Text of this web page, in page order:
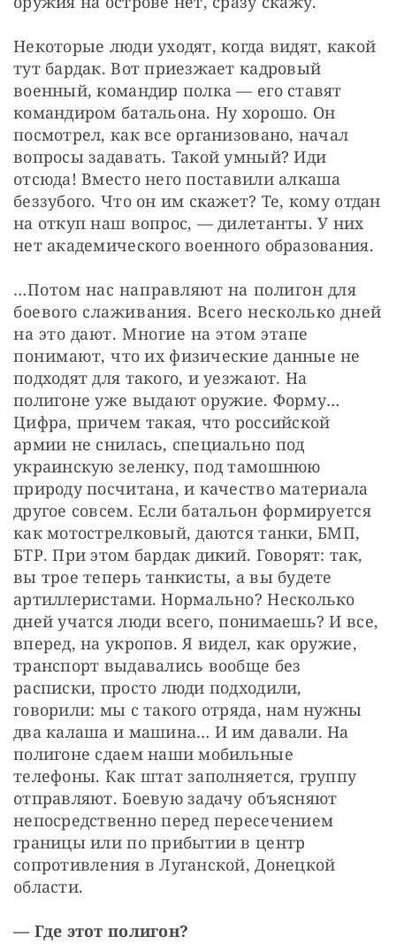
Некоторые люди уходят, когда видят, какой
тут бардак. Вот приезжает кадровый
военный, командир полка — его ставят
командиром батальона. Ну хорошо. Он
посмотрел, как все организовано, начал
вопросы задавать. Такой умный? Иди
отсюда! Вместо него поставили алкаша
беззубого. Что он им скажет? Те, кому отдан
на откуп наш вопрос, — дилетанты. У них
нет академического военного образования.
…Потом нас направляют на полигон для
боевого слаживания. Всего несколько дней
на это дают. Многие на этом этапе
понимают, что их физические данные не
подходят для такого, и уезжают. На
полигоне уже выдают оружие. Форму…
Цифра, причем такая, что российской
армии не снилась, специально под
украинскую зеленку, под тамошнюю
природу посчитана, и качество материала
другое совсем. Если батальон формируется
как мотострелковый, даются танки, БМП,
БТР. При этом бардак дикий. Говорят: так,
вы трое теперь танкисты, а вы будете
артиллеристами. Нормально? Несколько
дней учатся люди всего, понимаешь? И все,
вперед, на укропов. Я видел, как оружие,
транспорт выдавались вообще без
расписки, просто люди подходили,
говорили: мы с такого отряда, нам нужны
два калаша и машина… И им давали. На
полигоне сдаем наши мобильные
телефоны. Как штат заполняется, группу
отправляют. Боевую задачу объясняют
непосредственно перед пересечением
границы или по прибытии в центр
сопротивления в Луганской, Донецкой
области.
— Где этот полигон?